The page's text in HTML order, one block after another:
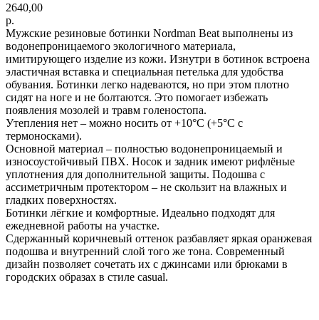
2640,00
р.
Мужские резиновые ботинки Nordman Beat выполнены из
водонепроницаемого экологичного материала,
имитирующего изделие из кожи. Изнутри в ботинок встроена
эластичная вставка и специальная петелька для удобства
обувания. Ботинки легко надеваются, но при этом плотно
сидят на ноге и не болтаются. Это помогает избежать
появления мозолей и травм голеностопа.
Утепления нет – можно носить от +10°C (+5°C с
термоносками).
Основной материал – полностью водонепроницаемый и
износоустойчивый ПВХ. Носок и задник имеют рифлёные
уплотнения для дополнительной защиты. Подошва с
ассиметричным протектором – не скользит на влажных и
гладких поверхностях.
Ботинки лёгкие и комфортные. Идеально подходят для
ежедневной работы на участке.
Сдержанный коричневый оттенок разбавляет яркая оранжевая
подошва и внутренний слой того же тона. Современный
дизайн позволяет сочетать их с джинсами или брюками в
городских образах в стиле casual.